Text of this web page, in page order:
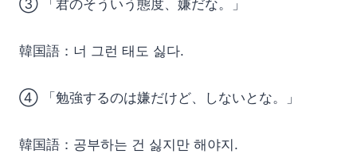
③ 「君のそういう態度、嫌だな。」
韓国語：너 그런 태도 싫다.
④ 「勉強するのは嫌だけど、しないとな。」
韓国語：공부하는 건 싫지만 해야지.